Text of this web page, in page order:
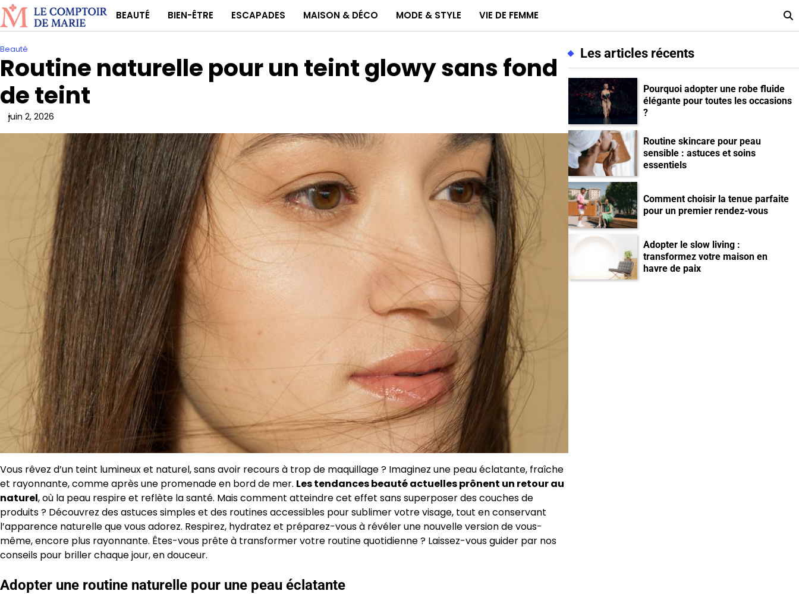
Skip
to
content
BEAUTÉ BIEN-ÊTRE ESCAPADES MAISON & DÉCO MODE & STYLE VIE DE FEMME
Beauté
Routine naturelle pour un teint glowy sans fond
de teint
juin 2, 2026
Vous rêvez d’un teint lumineux et naturel, sans avoir recours à trop de maquillage ? Imaginez une peau éclatante, fraîche
et rayonnante, comme après une promenade en bord de mer. Les tendances beauté actuelles prônent un retour au
naturel, où la peau respire et reflète la santé. Mais comment atteindre cet effet sans superposer des couches de
produits ? Découvrez des astuces simples et des routines accessibles pour sublimer votre visage, tout en conservant
l’apparence naturelle que vous adorez. Respirez, hydratez et préparez-vous à révéler une nouvelle version de vous-
même, encore plus rayonnante. Êtes-vous prête à transformer votre routine quotidienne ? Laissez-vous guider par nos
conseils pour briller chaque jour, en douceur.
Adopter une routine naturelle pour une peau éclatante
Les articles récents
Pourquoi adopter une robe fluide
élégante pour toutes les occasions
?
Routine skincare pour peau
sensible : astuces et soins
essentiels
Comment choisir la tenue parfaite
pour un premier rendez-vous
Adopter le slow living :
transformez votre maison en
havre de paix